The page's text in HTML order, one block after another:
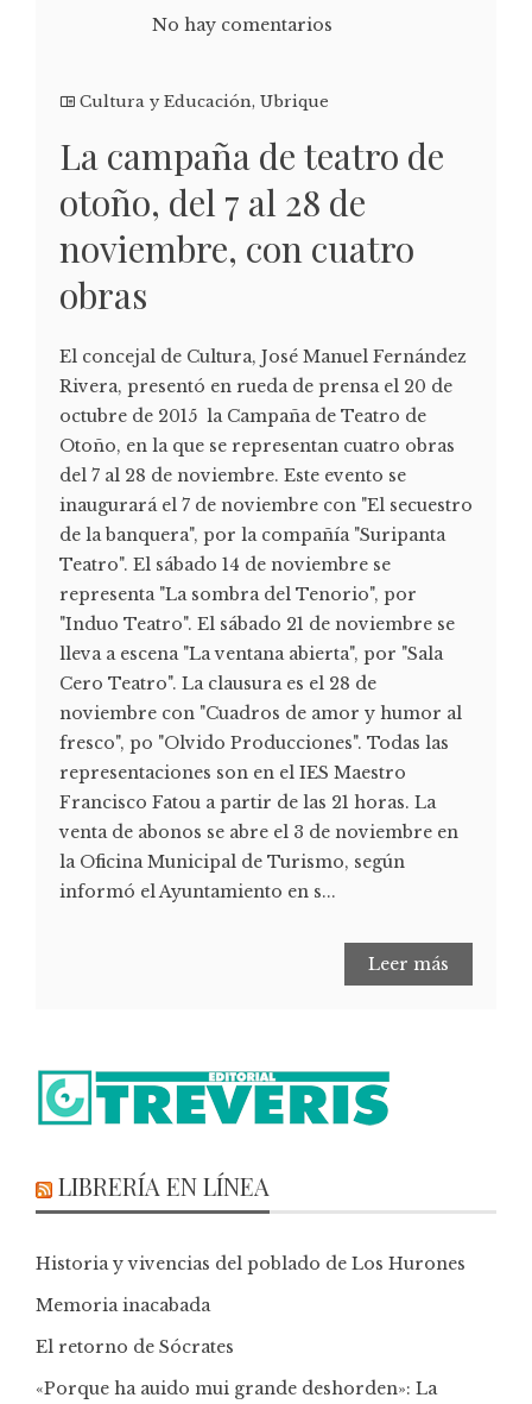
No hay comentarios
Cultura y Educación, Ubrique
La campaña de teatro de
otoño, del 7 al 28 de
noviembre, con cuatro
obras
El concejal de Cultura, José Manuel Fernández
Rivera, presentó en rueda de prensa el 20 de
octubre de 2015 la Campaña de Teatro de
Otoño, en la que se representan cuatro obras
del 7 al 28 de noviembre. Este evento se
inaugurará el 7 de noviembre con "El secuestro
de la banquera", por la compañía "Suripanta
Teatro". El sábado 14 de noviembre se
representa "La sombra del Tenorio", por
"Induo Teatro". El sábado 21 de noviembre se
lleva a escena "La ventana abierta", por "Sala
Cero Teatro". La clausura es el 28 de
noviembre con "Cuadros de amor y humor al
fresco", po "Olvido Producciones". Todas las
representaciones son en el IES Maestro
Francisco Fatou a partir de las 21 horas. La
venta de abonos se abre el 3 de noviembre en
la Oficina Municipal de Turismo, según
informó el Ayuntamiento en s...
Leer más
LIBRERÍA EN LÍNEA
Historia y vivencias del poblado de Los Hurones
Memoria inacabada
El retorno de Sócrates
«Porque ha auido mui grande deshorden»: La